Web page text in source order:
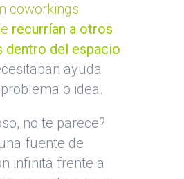
coworkings
recurrían a otros
dentro del espacio
ayuda
o idea.
no te parece?
fuente de
infinita frente a